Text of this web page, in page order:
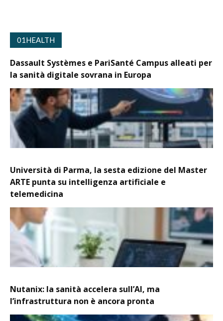
01HEALTH
Dassault Systèmes e PariSanté Campus alleati per
la sanità digitale sovrana in Europa
Università di Parma, la sesta edizione del Master
ARTE punta su intelligenza artificiale e
telemedicina
Nutanix: la sanità accelera sull’AI, ma
l’infrastruttura non è ancora pronta